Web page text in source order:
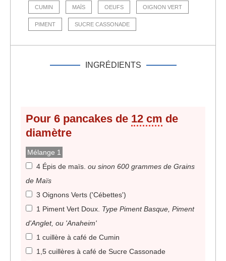
CUMIN MAÏS OEUFS OIGNON VERT
PIMENT SUCRE CASSONADE
INGRÉDIENTS
Pour 6 pancakes de 12 cm de
diamètre
Mélange 1
4 Épis de maïs. ou sinon 600 grammes de Grains
de Maïs
3 Oignons Verts ('Cébettes')
1 Piment Vert Doux. Type Piment Basque, Piment
d'Anglet, ou 'Anaheim'
1 cuillère à café de Cumin
1,5 cuillères à café de Sucre Cassonade